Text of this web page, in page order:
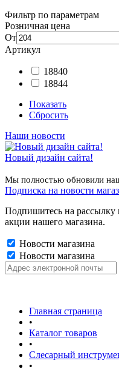
Фильтр по параметрам
Розничная цена
От
Артикул
18840
18844
Показать
Сбросить
Наши новости
Новый дизайн сайта!
Мы полностью обновили
Подписка на новости
Подпишитесь на рассылку
акции нашего магазина.
Новости магазина
Новости магазина
Главная страница
•
Каталог товаров
•
Слесарный
•